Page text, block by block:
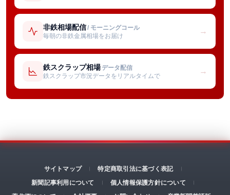
非鉄相場配信/ モーニングコール
毎朝の非鉄金属相場をお届け
→
鉄スクラップ相場 データ配信
鉄スクラップ市況データをリアルタイムで
→
サイトマップ
特定商取引法に基づく表記
新聞記事利用について
個人情報保護方針について